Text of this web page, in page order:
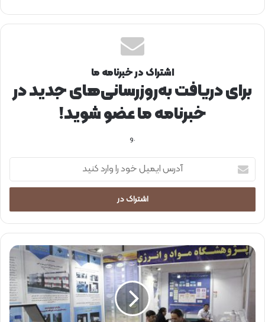
اشتراک در خبرنامه ما
برای دریافت به‌روزرسانی‌های جدید در
خبرنامه ما عضو شوید!
.و
آ
ر
ا
ی
م
ی
ح
ض
ر